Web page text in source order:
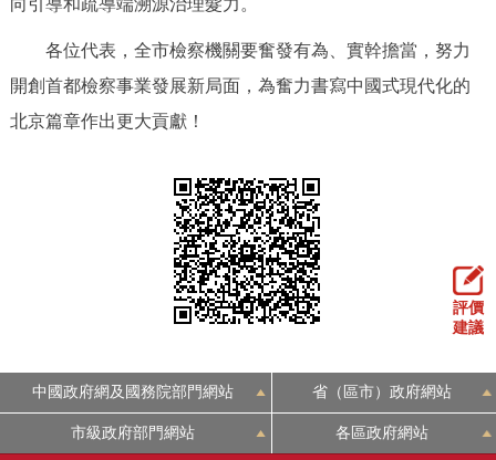
向引導和疏導端溯源治理髮力。
各位代表，全市檢察機關要奮發有為、實幹擔當，努力
開創首都檢察事業發展新局面，為奮力書寫中國式現代化的
北京篇章作出更大貢獻！
評價
建議
中國政府網及國務院部門網站 省（區市）政府網站
市級政府部門網站 各區政府網站